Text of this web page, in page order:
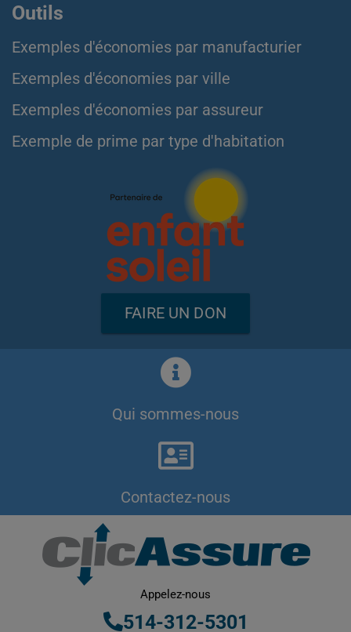
Outils
Exemples d'économies par manufacturier
Exemples d'économies par ville
Exemples d'économies par assureur
Exemple de prime par type d'habitation
FAIRE UN DON
Qui sommes-nous
Contactez-nous
Appelez-nous
514-312-5301